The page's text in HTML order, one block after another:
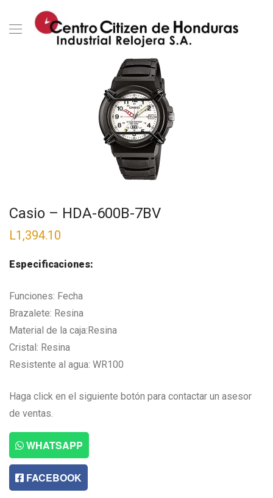
Casio – HDA-600B-7BV
L1,394.10
Especificaciones:
Funciones: Fecha
Brazalete: Resina
Material de la caja:Resina
Cristal: Resina
Resistente al agua: WR100
Haga click en el siguiente botón para contactar un asesor
de ventas.
WHATSAPP
FACEBOOK